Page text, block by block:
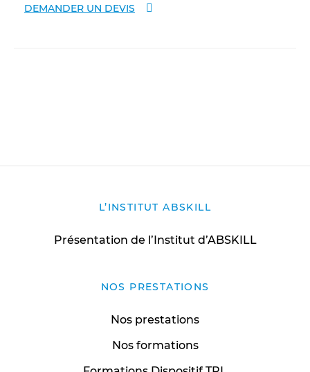
DEMANDER UN DEVIS
L’INSTITUT ABSKILL
Présentation de l’Institut d’ABSKILL
NOS PRESTATIONS
Nos prestations
Nos formations